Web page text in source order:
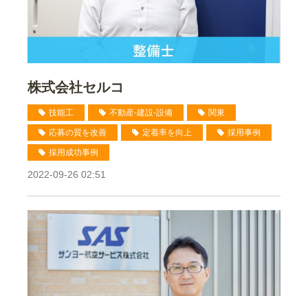
株式会社セルコ
技能工 不動産-建設-設備 関東
応募の質を改善 定着率を向上 採用事例
採用成功事例
2022-09-26 02:51